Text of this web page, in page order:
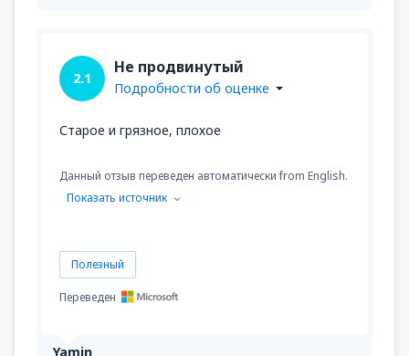
Yamin
2.1
Не продвинутый
Подробности об оценке
Старое и грязное, плохое
Данный отзыв переведен автоматически from English.
Показать источник
Полезный
Переведен